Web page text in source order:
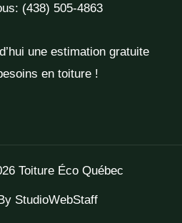
(438) 505-4863
une estimation gratuite
en toiture !
Toiture Éco Québec
StudioWebStaff